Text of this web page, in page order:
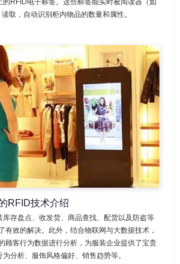
的RFID电子标签。这些标签能实时被阅读器（如
取，自动识别柜内物品的数量和属性。
RFID技术介绍
库存盘点、收发货、商品查找、配货以及防盗等
有效的解决。此外，结合物联网与大数据技术，
顾客行为数据进行分析，为服装企业提供了宝贵
分析、服饰风格偏好、销售趋势等。